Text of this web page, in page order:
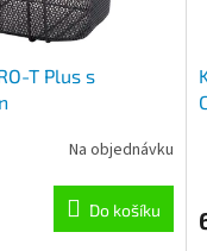
T Plus s
Na objednávku
Do košíku